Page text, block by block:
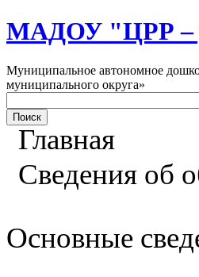
МАДОУ "ЦРР –
Муниципальное автономное
муниципального округа»
Главная
Сведения об
Основные